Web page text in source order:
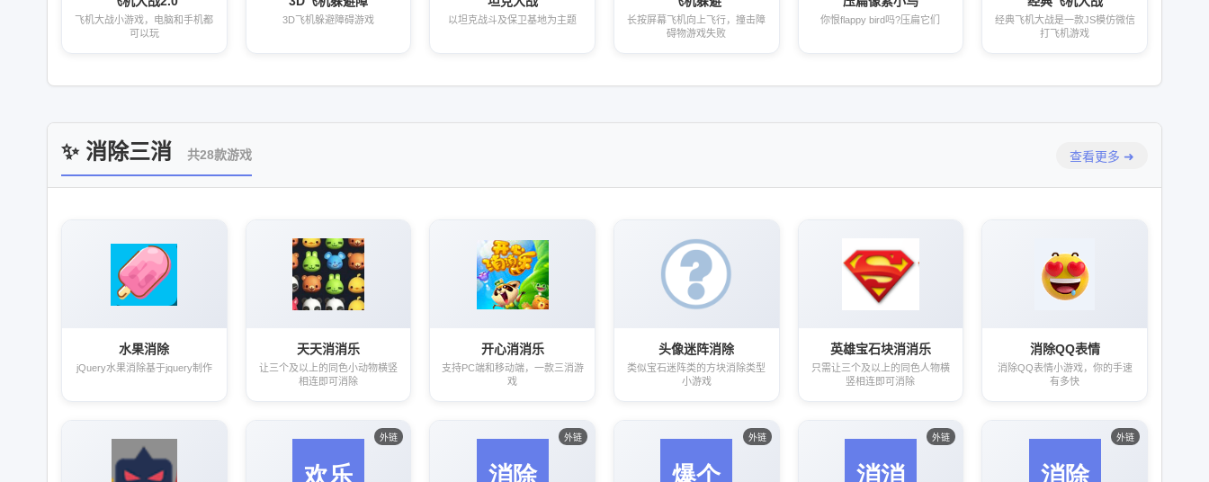
飞机大战小游戏，电脑和手机都
可以玩
3D飞机躲避障碍游戏 以坦克战斗及保卫基地为主题
长按屏幕飞机向上飞行，撞击障
碍物游戏失败
你恨flappy bird吗?压扁它们
经典飞机大战是一款JS模仿微信
打飞机游戏
✨ 消除三消 共28款游戏 查看更多 ➜
水果消除
jQuery水果消除基于jquery制作
天天消消乐
让三个及以上的同色小动物横竖
相连即可消除
开心消消乐
支持PC端和移动端，一款三消游
戏
头像迷阵消除
类似宝石迷阵类的方块消除类型
小游戏
英雄宝石块消消乐
只需让三个及以上的同色人物横
竖相连即可消除
消除QQ表情
消除QQ表情小游戏，你的手速
有多快
外链 外链 外链 外链 外链